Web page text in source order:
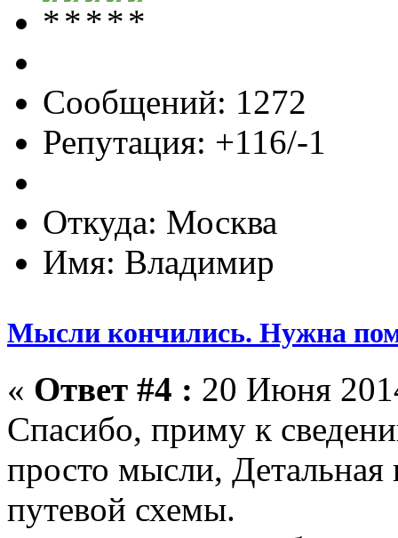
Сообщений: 1272
Репутация: +116/-1
Откуда: Москва
Имя: Владимир
Мысли кончились. Нужна
« Ответ #4 : 20 Июня
Спасибо, приму к
просто мысли, Детальная
путевой схемы.